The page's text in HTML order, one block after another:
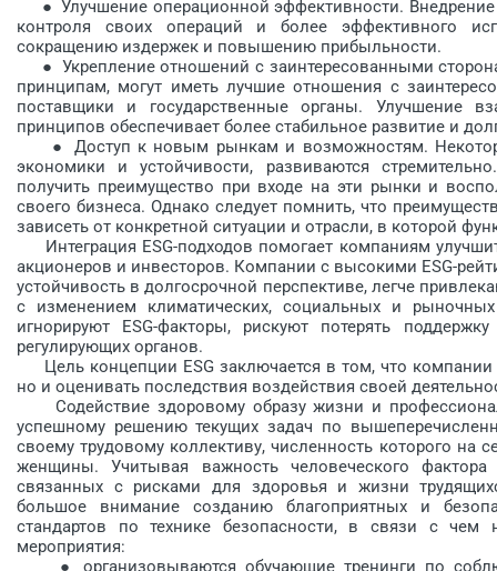
● Улучшение операционной эффективности. Внедрение
контроля своих операций и более эффективного
сокращению издержек и повышению прибыльности.
● Укрепление отношений с заинтересованными
принципам, могут иметь лучшие отношения с
поставщики и государственные органы. Улучшение
принципов обеспечивает более стабильное развитие и
● Доступ к новым рынкам и возможностям.
экономики и устойчивости, развиваются
получить преимущество при входе на эти рынки и
своего бизнеса. Однако следует помнить, что
зависеть от конкретной ситуации и отрасли, в которой
Интеграция ESG-подходов помогает компаниям
акционеров и инвесторов. Компании с высокими ESG-
устойчивость в долгосрочной перспективе, легче
с изменением климатических, социальных и
игнорируют ESG-факторы, рискуют потерять
регулирующих органов.
Цель концепции ESG заключается в том, что
но и оценивать последствия воздействия своей
Содействие здоровому образу жизни и
успешному решению текущих задач по
своему трудовому коллективу, численность которого на
женщины. Учитывая важность человеческого
связанных с рисками для здоровья и жизни
большое внимание созданию благоприятных и
стандартов по технике безопасности, в связи с чем
мероприятия:
● организовываются обучающие тренинги по